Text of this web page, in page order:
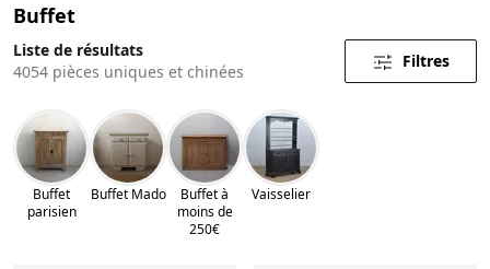
Buffet
Liste de résultats
4054 pièces uniques et chinées
Filtres
Buffet
parisien
Buffet Mado
Buffet à
moins de
250€
Vaisselier